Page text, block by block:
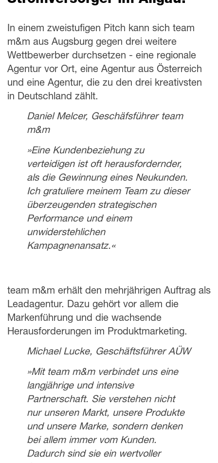
In einem zweistufigen Pitch kann sich team
m&m aus Augsburg gegen drei weitere
Wettbewerber durchsetzen - eine regionale
Agentur vor Ort, eine Agentur aus Österreich
und eine Agentur, die zu den drei kreativsten
in Deutschland zählt.
Daniel Melcer, Geschäfsführer team
m&m
»Eine Kundenbeziehung zu
verteidigen ist oft herausfordernder,
als die Gewinnung eines Neukunden.
Ich gratuliere meinem Team zu dieser
überzeugenden strategischen
Performance und einem
unwiderstehlichen
Kampagnenansatz.«
team m&m erhält den mehrjährigen Auftrag als
Leadagentur. Dazu gehört vor allem die
Markenführung und die wachsende
Herausforderungen im Produktmarketing.
Michael Lucke, Geschäftsführer AÜW
»Mit team m&m verbindet uns eine
langjährige und intensive
Partnerschaft. Sie verstehen nicht
nur unseren Markt, unsere Produkte
und unsere Marke, sondern denken
bei allem immer vom Kunden.
Dadurch sind sie ein wertvoller